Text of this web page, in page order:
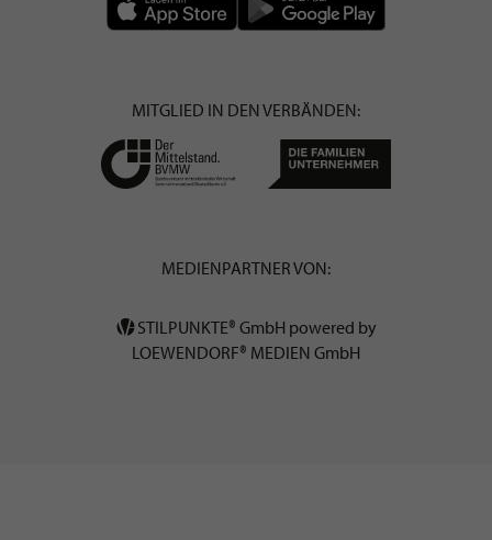
MITGLIED IN DEN VERBÄNDEN:
MEDIENPARTNER VON:
STILPUNKTE® GmbH powered by
LOEWENDORF® MEDIEN GmbH